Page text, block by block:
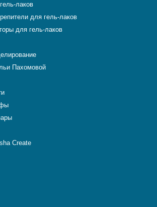
лаков
для гель-лаков
для гель-лаков
Пахомовой
Create